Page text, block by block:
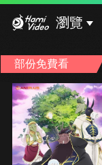
瀏覽
部份免費看